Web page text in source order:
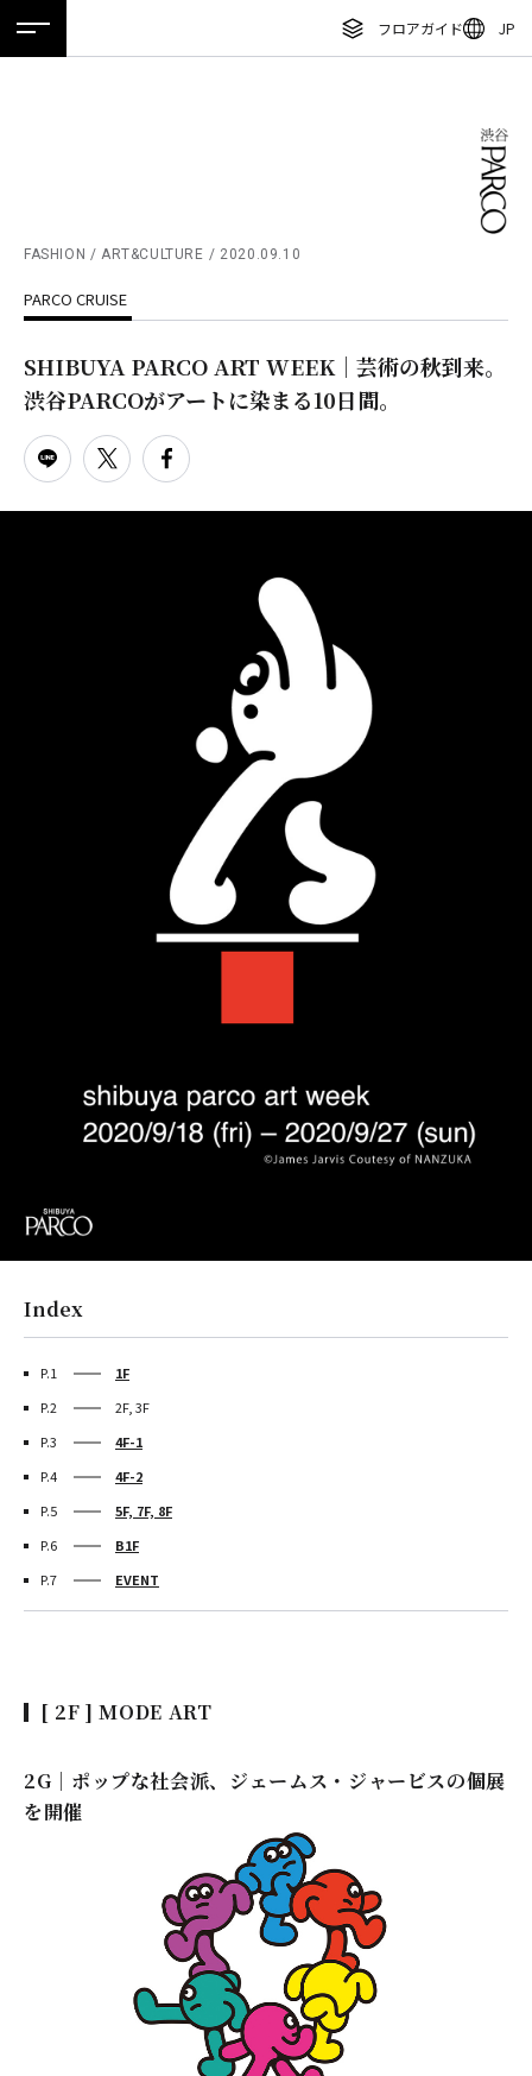
フロアガイド JP
ホーム 特集 ニュース イベント アクセス
ニュース
特集
TAX FREE
DELIVERY SERVICES
ENGLISH
ภาษาไทย
日本語
FASHION / ART&CULTURE 2020.09.10
PARCO CRUISE
SHIBUYA PARCO ART WEEK｜芸術の秋到来。
渋谷PARCOがアートに染まる10日間。
Index
P.1
1F
P.2
2F, 3F
P.3
4F-1
P.4
4F-2
P.5
5F, 7F, 8F
P.6
B1F
P.7
EVENT
[ 2F ] MODE ART
2G｜ポップな社会派、ジェームス・ジャービスの個展
を開催